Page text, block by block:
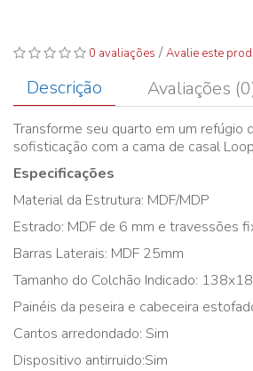
0 avaliações /Avalie este
Descrição Avaliações
Transforme seu quarto em um refúgio
sofisticação com a cama de casal
Especificações
Material da Estrutura: MDF/MDP
Estrado: MDF de 6 mm e travessões
Barras Laterais: MDF 25mm
Tamanho do Colchão Indicado:
Painéis da peseira e cabeceira
Cantos arredondado: Sim
Dispositivo antirruido:Sim